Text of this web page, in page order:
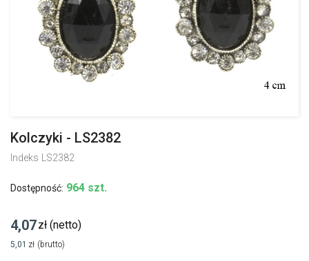
Kolczyki - LS2382
Indeks LS2382
Dostępność: 964 szt.
4,07zł (netto)
5,01 zł (brutto)